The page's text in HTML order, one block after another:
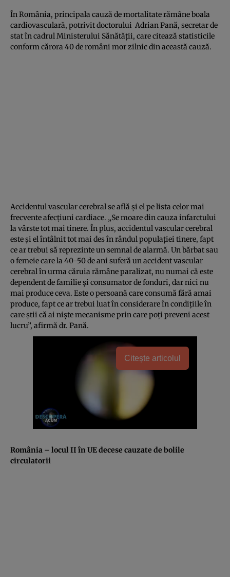
În România, principala cauză de mortalitate rămâne boala
cardiovasculară, potrivit doctorului Adrian Pană, secretar de
stat în cadrul Ministerului Sănătăţii, care citează statisticile
conform cărora 40 de români mor zilnic din această cauză.
Accidentul vascular cerebral se află şi el pe lista celor mai
frecvente afecţiuni cardiace. „Se moare din cauza infarctului
la vârste tot mai tinere. În plus, accidentul vascular cerebral
este şi el întâlnit tot mai des în rândul populaţiei tinere, fapt
ce ar trebui să reprezinte un semnal de alarmă. Un bărbat sau
o femeie care la 40-50 de ani suferă un accident vascular
cerebral în urma căruia rămâne paralizat, nu numai că este
dependent de familie şi consumator de fonduri, dar nici nu
mai produce ceva. Este o persoană care consumă fără amai
produce, fapt ce ar trebui luat în considerare în condiţiile în
care ştii că ai nişte mecanisme prin care poţi preveni acest
lucru”, afirmă dr. Pană.
Citește articolul
România – locul II în UE decese cauzate de bolile
circulatorii